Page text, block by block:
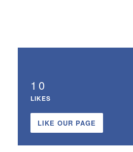
10
LIKES
LIKE OUR PAGE